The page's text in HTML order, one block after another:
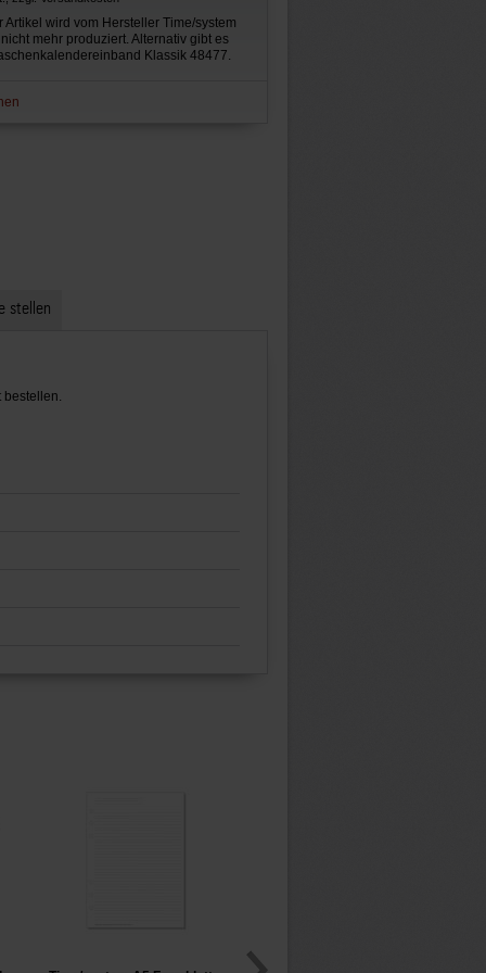
Artikel wird vom Hersteller Time/system
nicht mehr produziert. Alternativ gibt es
Klassik 48477.
stellen
bestellen.